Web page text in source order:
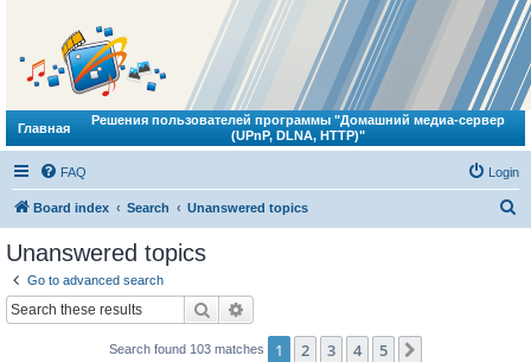
Главная
Решения пользователей программы "Домашний медиа-сервер
(UPnP, DLNA, HTTP)"
FAQ Login
Board index Search Unanswered topics
Unanswered topics
Go to advanced search
Search
Search found 103 matches 1 2 3 4 5